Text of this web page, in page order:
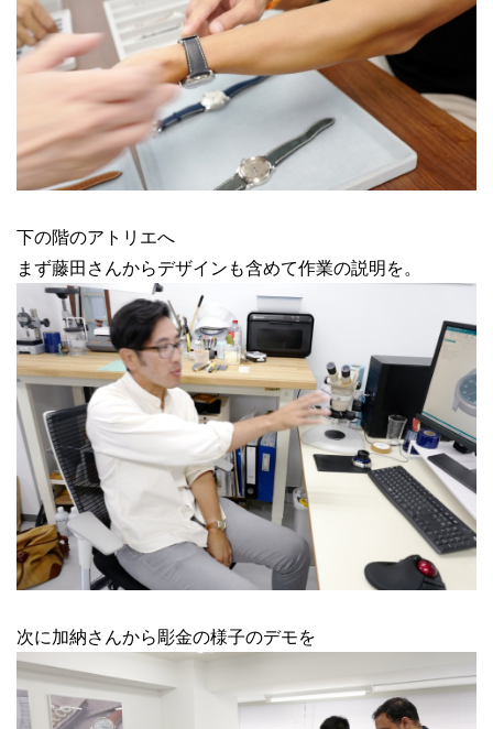
下の階のアトリエへ
まず藤田さんからデザインも含めて作業の説明を。
次に加納さんから彫金の様子のデモを